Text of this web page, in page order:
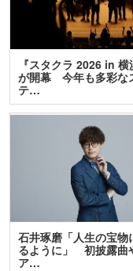
『スタクラ 2026 in 横
が開幕 今年も多彩な
テ…
石井琢磨「人生の宝物
るように」 初披露曲
ア…